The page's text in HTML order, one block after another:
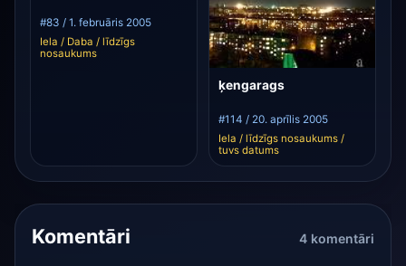
#83 / 1. februāris 2005
Iela / Daba / līdzīgs
nosaukums
ķengarags
#114 / 20. aprīlis 2005
Iela / līdzīgs nosaukums /
tuvs datums
Komentāri 4 komentāri